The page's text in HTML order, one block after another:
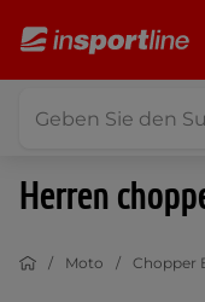
Herren
Moto Chopper